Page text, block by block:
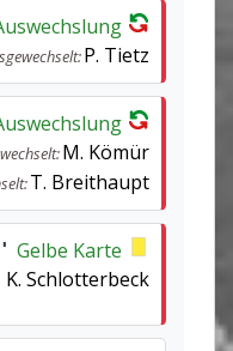
P. Tietz
M. Kömür
T. Breithaupt
Gelbe Karte
K. Schlotterbeck